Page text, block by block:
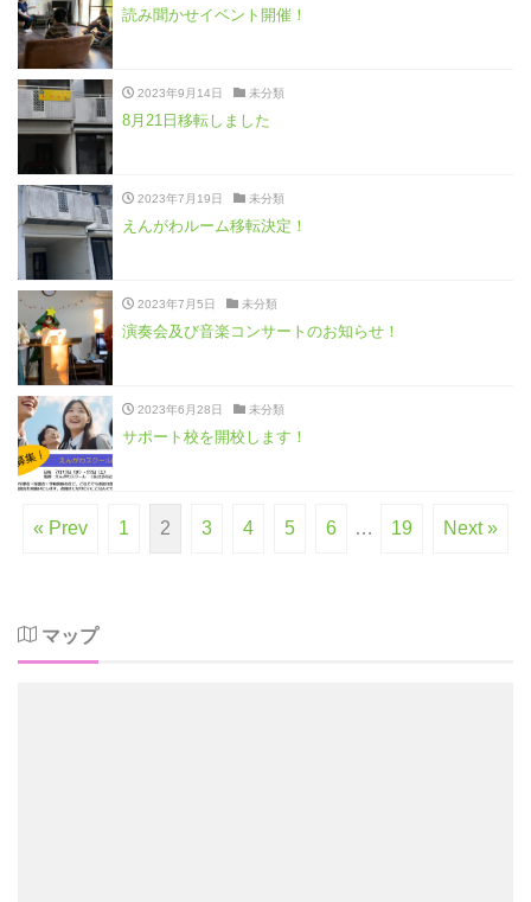
読み聞かせイベント開催！
2023年9月14日 未分類
8月21日移転しました
2023年7月19日 未分類
えんがわルーム移転決定！
2023年7月5日 未分類
演奏会及び音楽コンサートのお知らせ！
2023年6月28日 未分類
サポート校を開校します！
« Prev 1 2 3 4 5 6 … 19 Next »
マップ